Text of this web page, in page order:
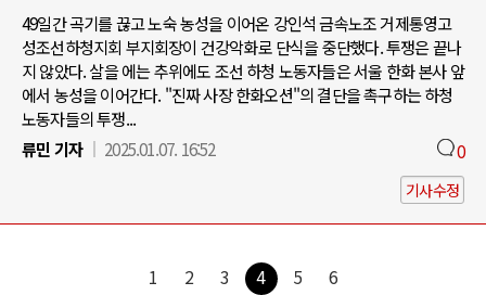
49일간 곡기를 끊고 노숙 농성을 이어온 강인석 금속노조 거제통영고
성조선하청지회 부지회장이 건강악화로 단식을 중단했다. 투쟁은 끝나
지 않았다. 살을 에는 추위에도 조선 하청 노동자들은 서울 한화 본사 앞
에서 농성을 이어간다. "진짜 사장 한화오션"의 결단을 촉구하는 하청
노동자들의 투쟁...
류민 기자
2025.01.07. 16:52 0
기사수정
1 2 3 4 5 6